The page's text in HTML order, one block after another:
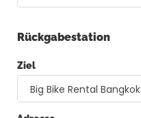
Rückgabestation
Ziel
Big Bike Rental Bangkok